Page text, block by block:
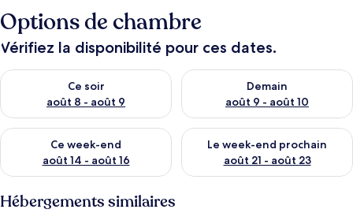
Options de chambre
Vérifiez la disponibilité pour ces dates.
Ce soir
août 8 - août 9
Vérifier la disponibilité pour ce soir août 8 - août 9
Demain
août 9 - août 10
Vérifier la disponibilité pour
Ce week-end
août 14 - août 16
Vérifier la disponibilité pour ce week-end août 14 - août 16
Le week-end prochain
août 21 - août 23
Vérifier la disponibilité pour
Hébergements similaires